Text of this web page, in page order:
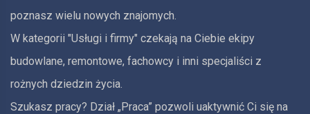
poznasz wielu nowych znajomych.
W kategorii "Usługi i firmy" czekają na Ciebie ekipy
budowlane, remontowe, fachowcy i inni specjaliści z
rożnych dziedzin życia.
Szukasz pracy? Dział „Praca” pozwoli uaktywnić Ci się na